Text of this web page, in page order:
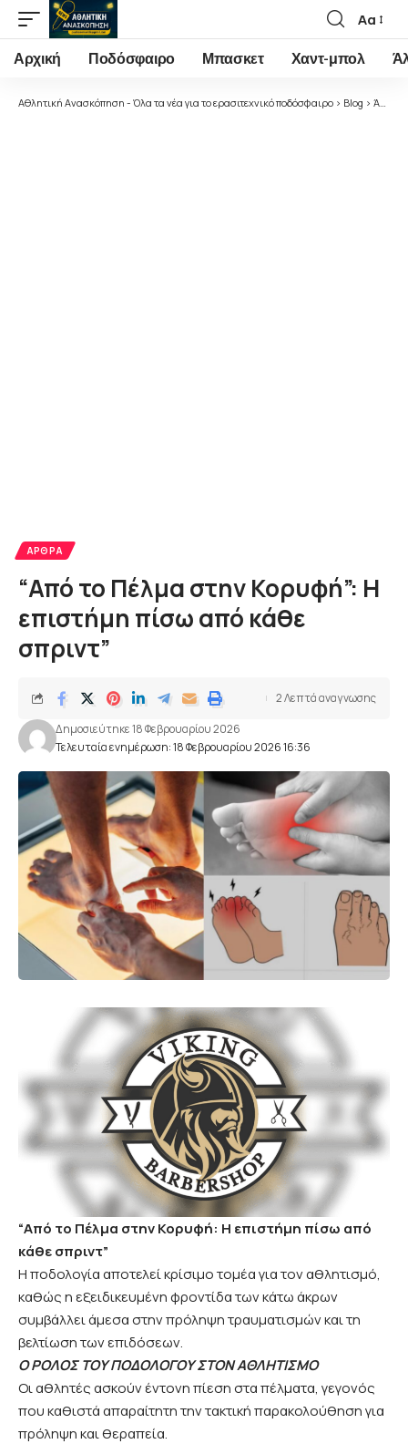
Font
Resizer
Αα
Αρχική Ποδόσφαιρο Μπασκετ Χαντ-μπολ
Αθλητική Ανασκόπηση - Όλα τα νέα για το ερασιτεχνικό ποδόσφαιρο > Blog > Άρθρα
ΆΡΘΡΑ
“Από το Πέλμα στην Κορυφή”: Η
επιστήμη πίσω από κάθε
σπριντ”
Τελευταία ενημέρωση: 18 Φεβρουαρίου 2026 16:36
Δημοσιεύτηκε 18 Φεβρουαρίου 2026
2 Λεπτά αναγνωσης
“Από το Πέλμα στην Κορυφή: Η επιστήμη πίσω από
κάθε σπριντ”
Η ποδολογία αποτελεί κρίσιμο τομέα για τον αθλητισμό,
καθώς η εξειδικευμένη φροντίδα των κάτω άκρων
συμβάλλει άμεσα στην πρόληψη τραυματισμών και τη
βελτίωση των επιδόσεων.
Ο ΡΟΛΟΣ ΤΟΥ ΠΟΔΟΛΟΓΟΥ ΣΤΟΝ ΑΘΛΗΤΙΣΜΟ
Οι αθλητές ασκούν έντονη πίεση στα πέλματα, γεγονός
που καθιστά απαραίτητη την τακτική παρακολούθηση για
πρόληψη και θεραπεία.